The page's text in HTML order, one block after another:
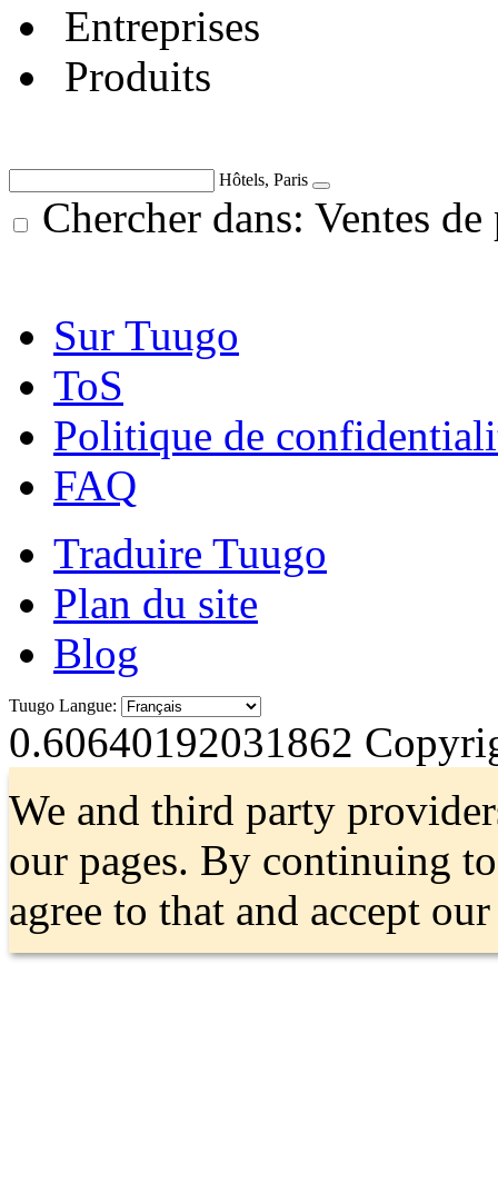
Entreprises
Produits
Hôtels, Paris
Chercher dans: Ventes
Sur Tuugo
ToS
Politique de
FAQ
Traduire Tuugo
Plan du site
Blog
Tuugo Langue:
0.60640192031862
We and third party
our pages. By continuing
agree to that and accept